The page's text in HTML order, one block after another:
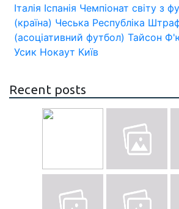
Італія Іспанія Чемпіонат світу з
(країна) Чеська Республіка
(асоціативний футбол) Тайсон
Усик Нокаут Київ
Recent posts